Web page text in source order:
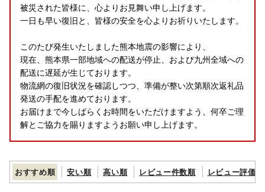
被災された皆様に、心よりお見舞い申し上げます。
一日も早い復旧と、皆様の安全を心よりお祈りいたします。
このたび発生いたしました熊本地震の影響により、
現在、熊本県一部地域への配送が停止、および九州全域への
配送に遅延が生じております。
物流網の復旧状況を確認しつつ、準備が整い次第順次返礼品
発送の手配を進めております。
お届けまで今しばらくお時間をいただけますよう、何卒ご理
解とご協力を賜りますようお願い申し上げます。
おすすめ順 安い順 高い順 レビュー件数順 レビュー評価順